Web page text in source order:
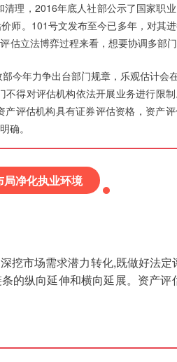
理，2016年底人社部公示了国家职
师。101号文发布至今已多年，对其
估立法博弈过程来看，想要协调多部
今年力争出台部门规章，乐观估计会
得对评估机构依法开展业务进行限
评估机构具有证券评估资格，资产
确。
局净化执业环境
挖市场需求潜力转化,既做好法定
的纵向延伸和横向延展。资产评